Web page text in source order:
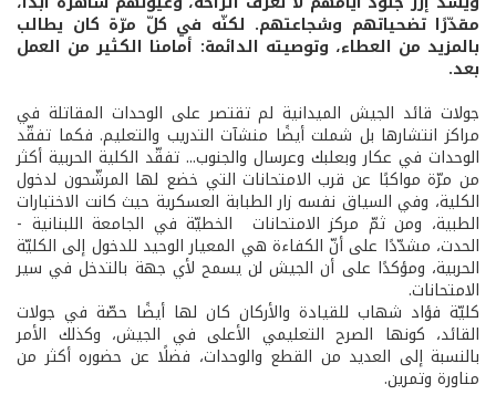
مقدّرًا تضحياتهم وشجاعتهم. لكنّه في كلّ مرّة كان يطالب
بالمزيد من العطاء، وتوصيته الدائمة: أمامنا الكثير من العمل
بعد.
جولات قائد الجيش الميدانية لم تقتصر على الوحدات المقاتلة في
مراكز انتشارها بل شملت أيضًا منشآت التدريب والتعليم. فكما تفقّد
الوحدات في عكار وبعلبك وعرسال والجنوب... تفقّد الكلية الحربية أكثر
من مرّة مواكبًا عن قرب الامتحانات التي خضع لها المرشّحون لدخول
الكلية، وفي السياق نفسه زار الطبابة العسكرية حيث كانت الاختبارات
الطبية، ومن ثمّ مركز الامتحانات الخطيّة في الجامعة اللبنانية -
الحدت، مشدّدًا على أنّ الكفاءة هي المعيار الوحيد للدخول إلى الكليّة
الحربية، ومؤكدًا على أن الجيش لن يسمح لأي جهة بالتدخل في سير
الامتحانات.
كليّة فؤاد شهاب للقيادة والأركان كان لها أيضًا حصّة في جولات
القائد، كونها الصرح التعليمي الأعلى في الجيش، وكذلك الأمر
بالنسبة إلى العديد من القطع والوحدات، فضلًا عن حضوره أكثر من
مناورة وتمرين.